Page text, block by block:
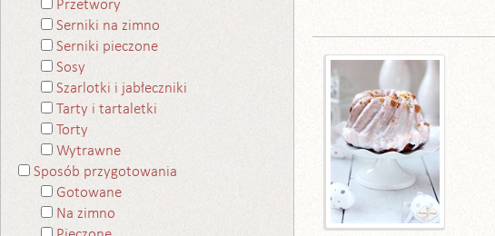
Przetwory
Serniki na zimno
Serniki pieczone
Sosy
Szarlotki i jabłeczniki
Tarty i tartaletki
Torty
Wytrawne
Sposób przygotowania
Gotowane
Na zimno